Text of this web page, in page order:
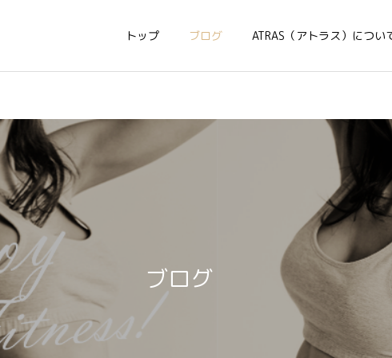
トップ ブログ ATRAS（アトラス）につい
ブログ